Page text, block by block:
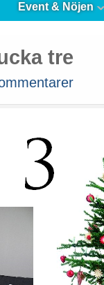
Event & Nöjen
tre